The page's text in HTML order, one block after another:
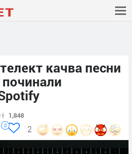
качва песни
1,848
2
0